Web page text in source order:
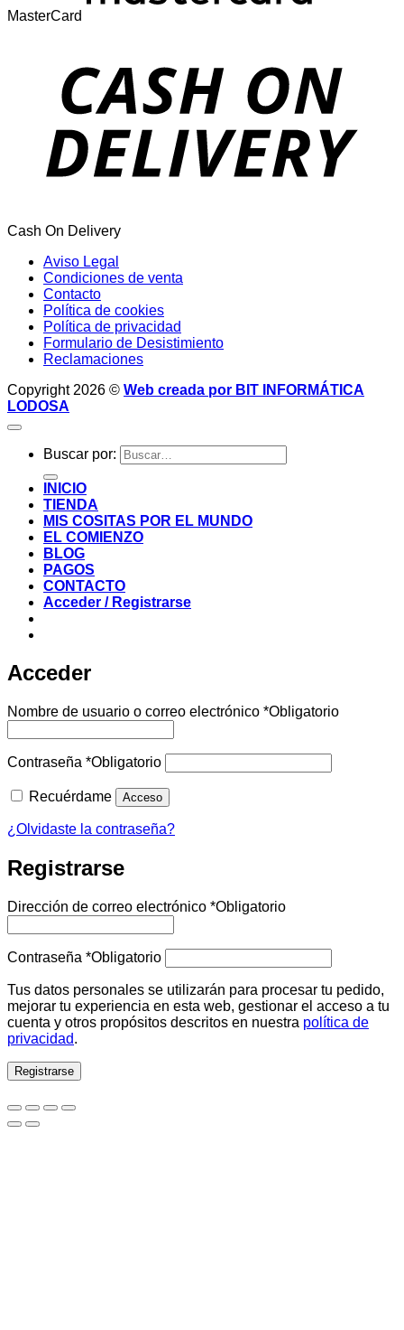
MasterCard
Cash On Delivery
Aviso Legal
Condiciones de venta
Contacto
Política de cookies
Política de privacidad
Formulario de Desistimiento
Reclamaciones
Copyright 2026 © Web creada por BIT INFORMÁTICA
LODOSA
Buscar por:
INICIO
TIENDA
MIS COSITAS POR EL MUNDO
EL COMIENZO
BLOG
PAGOS
CONTACTO
Acceder / Registrarse
Acceder
Nombre de usuario o correo electrónico *Obligatorio
Contraseña *Obligatorio
Recuérdame Acceso
¿Olvidaste la contraseña?
Registrarse
Dirección de correo electrónico *Obligatorio
Contraseña *Obligatorio
Tus datos personales se utilizarán para procesar tu pedido,
mejorar tu experiencia en esta web, gestionar el acceso a tu
cuenta y otros propósitos descritos en nuestra política de
privacidad.
Registrarse